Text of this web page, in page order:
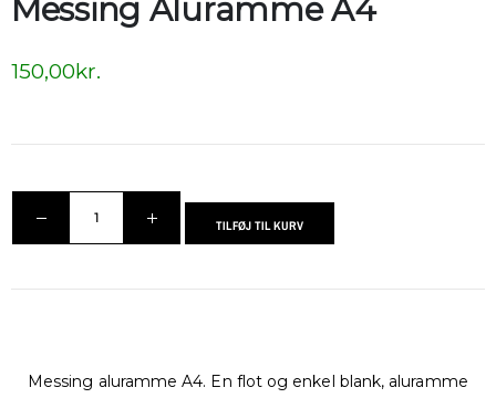
Messing Aluramme A4
150,00kr.
TILFØJ TIL KURV
Messing aluramme A4. En flot og enkel blank, aluramme